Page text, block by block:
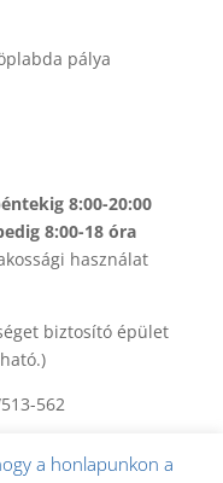
pálya
8:00-20:00
8:00-18 óra
használat
biztosító épület
562
a honlapunkon a